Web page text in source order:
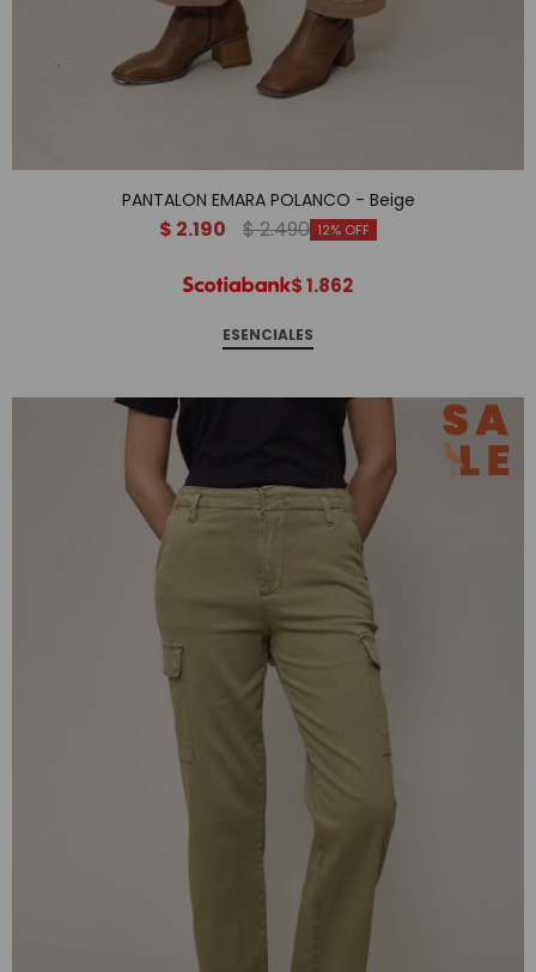
PANTALON EMARA POLANCO - Beige
$ 2.190 $2.490 12
$1.862
ESENCIALES